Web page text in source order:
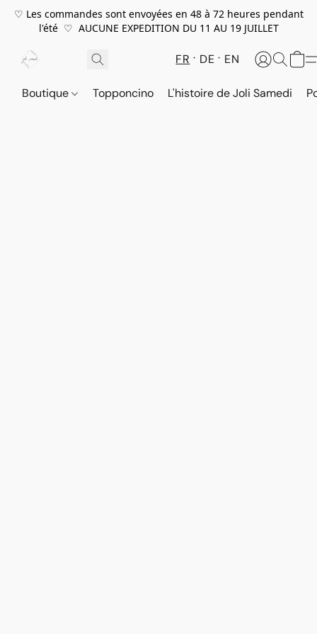
♡ Les commandes sont envoyées en 48 à 72 heures pendant
l'été ♡ AUCUNE EXPEDITION DU 11 AU 19 JUILLET
FR DE EN
Boutique Topponcino L'histoire de Joli Samedi